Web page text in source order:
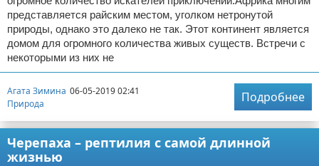
представляется райским местом, уголком нетронутой
природы, однако это далеко не так. Этот континент является
домом для огромного количества живых существ. Встречи с
некоторыми из них не
Агата Зимина 06-05-2019 02:41
Природа
Подробнее
Черепаха – рептилия с самой длинной
жизнью